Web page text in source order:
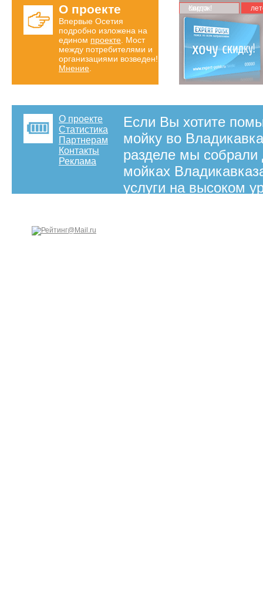
О проекте
Впервые Осетия
подробно изложена на
едином проекте . Мост
между потребителями и
организациями возведен!
Мнение
Карта скидок!
О проекте
Статистика
Партнерам
Контакты
Реклама
Если Вы хотите
мойку во
разделе мы
мойках
услуги на высоком